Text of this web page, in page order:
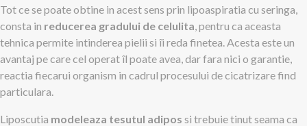
Tot ce se poate obtine in acest sens prin lipoaspiratia cu seringa,
consta in reducerea gradului de celulita, pentru ca aceasta
tehnica permite intinderea pielii si îi reda finetea. Acesta este un
avantaj pe care cel operat îl poate avea, dar fara nici o garantie,
reactia fiecarui organism in cadrul procesului de cicatrizare find
particulara.
Liposcutia modeleaza tesutul adipos si trebuie tinut seama ca